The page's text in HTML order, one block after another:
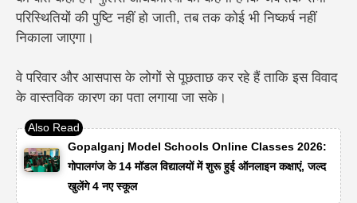
परिस्थितियों की पुष्टि नहीं हो जाती,तब तक कोई भी निष्कर्ष नहीं
निकाला जाएगा।
वे परिवार और आसपास के लोगों से पूछताछ कर रहे हैं ताकि इस विवाद
के वास्तविक कारण का पता लगाया जा सके।
Gopalganj Model Schools Online Classes 2026:
गोपालगंज के 14 मॉडल विद्यालयों में शुरू हुई ऑनलाइन कक्षाएं, जल्द
खुलेंगे 4 नए स्कूल